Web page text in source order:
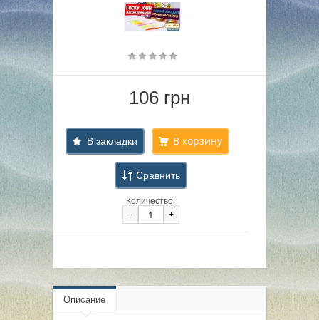
106 грн
В закладки
Сравнить
Количество:
-
+
Описание